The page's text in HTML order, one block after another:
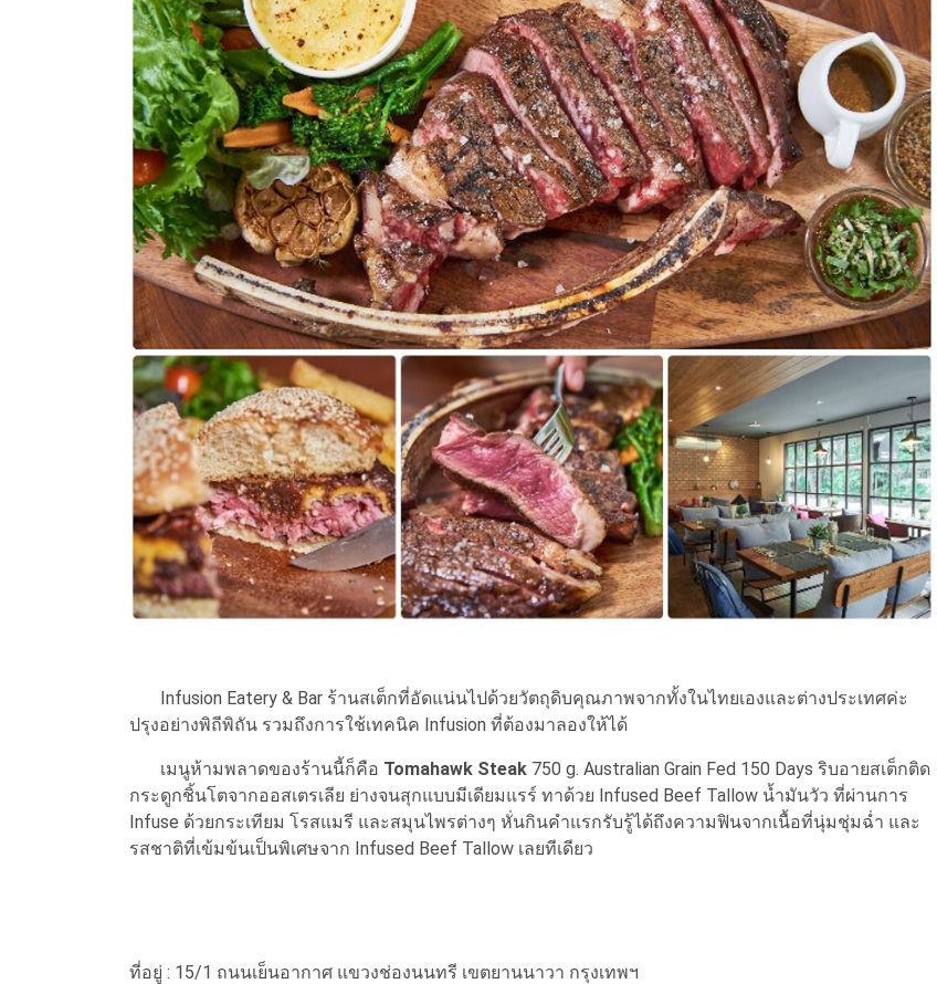
Infusion Eatery & Bar ร้านสเต็กที่อัดแน่นไปด้วยวัตถุดิบคุณภาพจากทั้งในไทยเองและต่างประเทศค่ะ
ปรุงอย่างพิถีพิถัน รวมถึงการใช้เทคนิค Infusion ที่ต้องมาลองให้ได้
เมนูห้ามพลาดของร้านนี้ก็คือ Tomahawk Steak 750 g. Australian Grain Fed 150 Days ริบอายสเต็กติด
กระดูกชิ้นโตจากออสเตรเลีย ย่างจนสุกแบบมีเดียมแรร์ ทาด้วย Infused Beef Tallow น้ำมันวัว ที่ผ่านการ
Infuse ด้วยกระเทียม โรสแมรี และสมุนไพรต่างๆ หั่นกินคำแรกรับรู้ได้ถึงความฟินจากเนื้อที่นุ่มชุ่มฉ่ำ และ
รสชาติที่เข้มข้นเป็นพิเศษจาก Infused Beef Tallow เลยทีเดียว
ที่อยู่ : 15/1 ถนนเย็นอากาศ แขวงช่องนนทรี เขตยานนาวา กรุงเทพฯ